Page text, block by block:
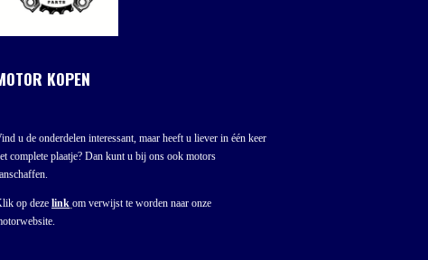
KOPEN
u de onderdelen interessant, maar heeft u liever in één keer
complete plaatje? Dan kunt u bij ons ook motors
op deze link om verwijst te worden naar onze